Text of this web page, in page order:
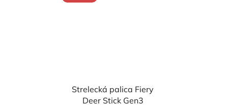
Strelecká palica Fiery
Deer Stick Gen3